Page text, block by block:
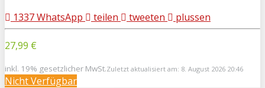
1337WhatsApp teilen tweeten plussen
27,99 €
inkl. 19% gesetzlicher MwSt.Zuletzt aktualisiert am: 8. August 2026 20:46
Nicht Verfügbar